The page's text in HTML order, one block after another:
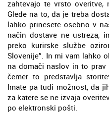
zahtevajo te vrsto overitve,
Glede na to, da je treba
lahko prinesete osebno v
način dostave ne ustreza,
preko kurirske službe
Slovenije”. In mi vam lahko
na domači naslov in to
čemer to predstavlja
Imate pa tudi možnost, da
za katere se ne izvaja
po elektronski pošti.